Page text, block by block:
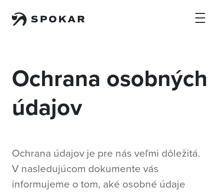
Ochrana osobných
údajov
Ochrana údajov je pre nás veľmi dôležitá.
V nasledujúcom dokumente vás
informujeme o tom, aké osobné údaje